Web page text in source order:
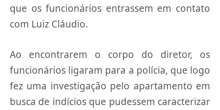
que os funcionários entrassem em contato
com Luiz Cláudio.
Ao encontrarem o corpo do diretor, os
funcionários ligaram para a polícia, que logo
fez uma investigação pelo apartamento em
busca de indícios que pudessem caracterizar